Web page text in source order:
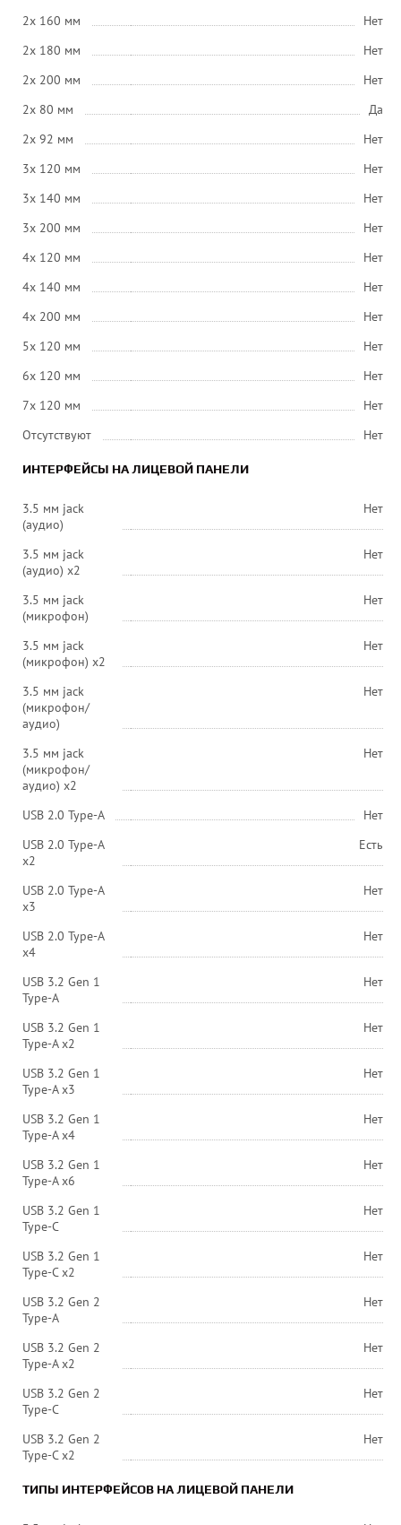
2x 160 мм
Нет
2x 180 мм
Нет
2x 200 мм
Нет
2x 80 мм
Да
2x 92 мм
Нет
3x 120 мм
Нет
3x 140 мм
Нет
3x 200 мм
Нет
4x 120 мм
Нет
4x 140 мм
Нет
4x 200 мм
Нет
5x 120 мм
Нет
6x 120 мм
Нет
7x 120 мм
Нет
Отсутствуют
Нет
ИНТЕРФЕЙСЫ НА ЛИЦЕВОЙ ПАНЕЛИ
3.5 мм jack
(аудио)
Нет
3.5 мм jack
(аудио) х2
Нет
3.5 мм jack
(микрофон)
Нет
3.5 мм jack
(микрофон) х2
Нет
3.5 мм jack
(микрофон/
аудио)
Нет
3.5 мм jack
(микрофон/
аудио) х2
Нет
USB 2.0 Type-A
Нет
USB 2.0 Type-A
х2
Есть
USB 2.0 Type-A
х3
Нет
USB 2.0 Type-A
х4
Нет
USB 3.2 Gen 1
Type-A
Нет
USB 3.2 Gen 1
Type-A x2
Нет
USB 3.2 Gen 1
Type-A x3
Нет
USB 3.2 Gen 1
Type-A x4
Нет
USB 3.2 Gen 1
Type-A x6
Нет
USB 3.2 Gen 1
Type-C
Нет
USB 3.2 Gen 1
Type-C x2
Нет
USB 3.2 Gen 2
Type-A
Нет
USB 3.2 Gen 2
Type-A x2
Нет
USB 3.2 Gen 2
Type-C
Нет
USB 3.2 Gen 2
Type-C x2
Нет
ТИПЫ ИНТЕРФЕЙСОВ НА ЛИЦЕВОЙ ПАНЕЛИ